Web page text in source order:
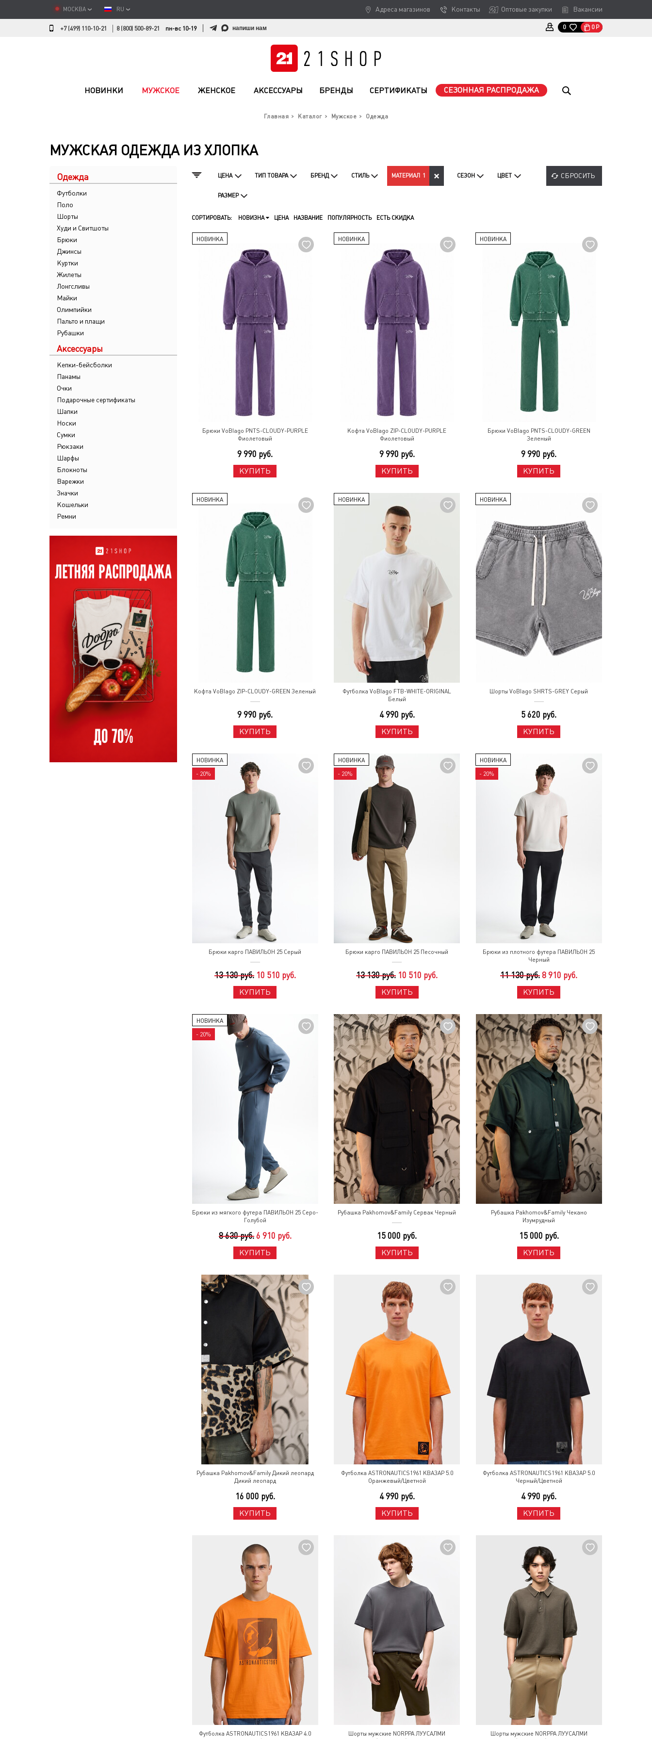
МОСКВА RU Адреса магазинов Контакты Оптовые закупки Вакансии
+7 (499) 110-10-21 8 (800) 500-89-21 пн-вс 10-19 напиши нам 0 0 Р
НОВИНКИ МУЖСКОЕ ЖЕНСКОЕ АКСЕССУАРЫ БРЕНДЫ СЕРТИФИКАТЫ СЕЗОННАЯ РАСПРОДАЖА
Главная Каталог Мужское Одежда
МУЖСКАЯ ОДЕЖДА ИЗ ХЛОПКА
Одежда
Футболки
Поло
Шорты
Худи и Свитшоты
Брюки
Джинсы
Куртки
Жилеты
Лонгсливы
Майки
Олимпийки
Пальто и плащи
Рубашки
Аксессуары
Кепки-бейсболки
Панамы
Очки
Подарочные сертификаты
Шапки
Носки
Сумки
Рюкзаки
Шарфы
Блокноты
Варежки
Значки
Кошельки
Ремни
ЦЕНА ТИП ТОВАРА БРЕНД СТИЛЬ МАТЕРИАЛ 1 СЕЗОН ЦВЕТ
РАЗМЕР
СБРОСИТЬ
СОРТИРОВАТЬ: НОВИЗНА ЦЕНА НАЗВАНИЕ ПОПУЛЯРНОСТЬ ЕСТЬ СКИДКА
НОВИНКА
Брюки VoBlago PNTS-CLOUDY-PURPLE
Фиолетовый
9 990 руб.
КУПИТЬ
НОВИНКА
Кофта VoBlago ZIP-CLOUDY-PURPLE
Фиолетовый
9 990 руб.
КУПИТЬ
НОВИНКА
Брюки VoBlago PNTS-CLOUDY-GREEN
Зеленый
9 990 руб.
КУПИТЬ
НОВИНКА
Кофта VoBlago ZIP-CLOUDY-GREEN Зеленый
9 990 руб.
КУПИТЬ
НОВИНКА
Футболка VoBlago FTB-WHITE-ORIGINAL
Белый
4 990 руб.
КУПИТЬ
НОВИНКА
Шорты VoBlago SHRTS-GREY Серый
5 620 руб.
КУПИТЬ
НОВИНКА
- 20%
Брюки карго ПАВИЛЬОН 25 Серый
13 130 руб. 10 510 руб.
КУПИТЬ
НОВИНКА
- 20%
Брюки карго ПАВИЛЬОН 25 Песочный
13 130 руб. 10 510 руб.
КУПИТЬ
НОВИНКА
- 20%
Брюки из плотного футера ПАВИЛЬОН 25
Черный
11 130 руб. 8 910 руб.
КУПИТЬ
НОВИНКА
- 20%
Брюки из мягкого футера ПАВИЛЬОН 25 Серо-
Голубой
8 630 руб. 6 910 руб.
КУПИТЬ
Рубашка Pakhomov&Family Сервак Черный
15 000 руб.
КУПИТЬ
Рубашка Pakhomov&Family Чекано
Изумрудный
15 000 руб.
КУПИТЬ
Рубашка Pakhomov&Family Дикий леопард
Дикий леопард
16 000 руб.
КУПИТЬ
Футболка ASTRONAUTICS1961 КВАЗАР 5.0
Оранжевый/Цветной
4 990 руб.
КУПИТЬ
Футболка ASTRONAUTICS1961 КВАЗАР 5.0
Черный/Цветной
4 990 руб.
КУПИТЬ
Футболка ASTRONAUTICS1961 КВАЗАР 4.0
Шорты мужские NORPPA ЛУУСАЛМИ
Шорты мужские NORPPA ЛУУСАЛМИ